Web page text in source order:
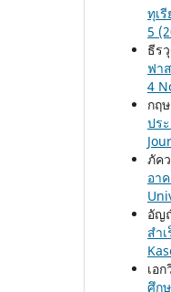
ทุเ
5
ธีร
ฟา
4
กฤ
ปร
ภัค
อา
อัญ
สำ
เอ
ศึก